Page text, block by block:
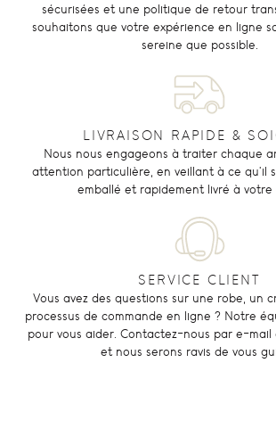
sécurisées et une politique de retour
souhaitons que votre expérience en ligne
sereine que possible.
LIVRAISON RAPIDE &
Nous nous engageons à traiter chaque
attention particulière, en veillant à ce qu'il
emballé et rapidement livré à votre
SERVICE CLIENT
Vous avez des questions sur une robe, un
processus de commande en ligne ? Notre
pour vous aider. Contactez-nous par e-
et nous serons ravis de vous